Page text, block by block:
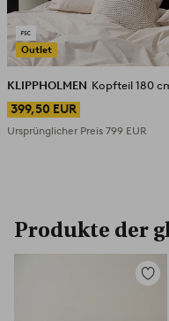
Outlet
KLIPPHOLMEN Kopfteil 180
399,50 EUR
Ursprünglicher Preis 799 EUR
Produkte der
Zu